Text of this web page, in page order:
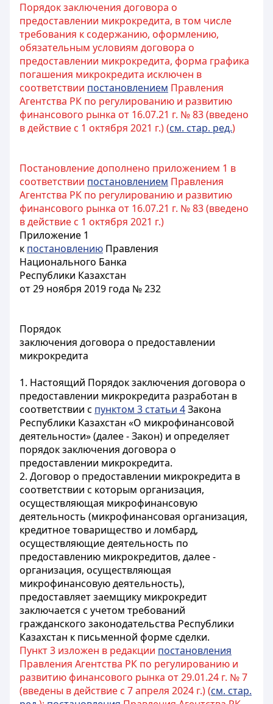
Порядок заключения договора о
предоставлении микрокредита, в том числе
требования к содержанию, оформлению,
обязательным условиям договора о
предоставлении микрокредита, форма графика
погашения микрокредита исключен в
соответствии постановлением Правления
Агентства РК по регулированию и развитию
финансового рынка от 16.07.21 г. № 83 (введено
в действие с 1 октября 2021 г.) (см. стар. ред.)
Постановление дополнено приложением 1 в
соответствии постановлением Правления
Агентства РК по регулированию и развитию
финансового рынка от 16.07.21 г. № 83 (введено
в действие с 1 октября 2021 г.)
Приложение 1
к постановлению Правления
Национального Банка
Республики Казахстан
от 29 ноября 2019 года № 232
Порядок
заключения договора о предоставлении
микрокредита
1. Настоящий Порядок заключения договора о
предоставлении микрокредита разработан в
соответствии с пунктом 3 статьи 4Закона
Республики Казахстан «О микрофинансовой
деятельности» (далее - Закон) и определяет
порядок заключения договора о
предоставлении микрокредита.
2. Договор о предоставлении микрокредита в
соответствии с которым организация,
осуществляющая микрофинансовую
деятельность (микрофинансовая организация,
кредитное товарищество и ломбард,
осуществляющие деятельность по
предоставлению микрокредитов, далее -
организация, осуществляющая
микрофинансовую деятельность),
предоставляет заемщику микрокредит
заключается с учетом требований
гражданского законодательства Республики
Казахстан к письменной форме сделки.
Пункт 3 изложен в редакции постановления
Правления Агентства РК по регулированию и
развитию финансового рынка от 29.01.24 г. № 7
(введены в действие с 7 апреля 2024 г.) (см. стар.